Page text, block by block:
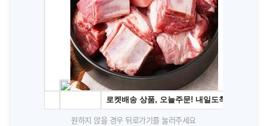
원하지 않을 경우 뒤로가기를 눌러주세요